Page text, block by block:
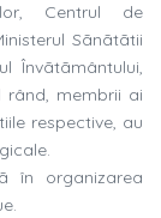
Centrul de
Sãnãtãtii
Învãtãmântului,
rând, membrii ai
respective, au
în organizarea